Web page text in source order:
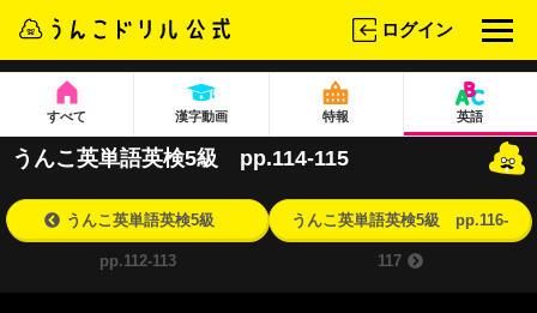
ログイン
すべて 漢字動画 特報 英語
うんこ英単語英検5級 pp.114-115
うんこ英単語英検5級
pp.112-113
うんこ英単語英検5級 pp.116-
117